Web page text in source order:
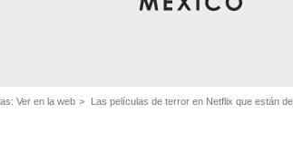
Ver en la web Las películas de terror en Netflix que están dejando